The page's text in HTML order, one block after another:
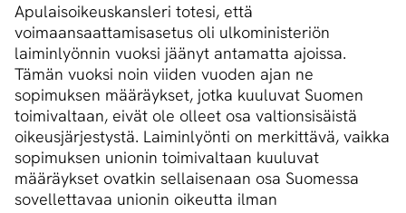
Apulaisoikeuskansleri totesi, että
voimaansaattamisasetus oli ulkoministeriön
laiminlyönnin vuoksi jäänyt antamatta ajoissa.
Tämän vuoksi noin viiden vuoden ajan ne
sopimuksen määräykset, jotka kuuluvat Suomen
toimivaltaan, eivät ole olleet osa valtionsisäistä
oikeusjärjestystä. Laiminlyönti on merkittävä, vaikka
sopimuksen unionin toimivaltaan kuuluvat
määräykset ovatkin sellaisenaan osa Suomessa
sovellettavaa unionin oikeutta ilman